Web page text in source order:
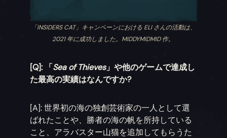
「INSIDERS CAT」キャンペーンにおける ELI さんの活動は、
2021 年に成功しました。MIDDYMIDMID 作。
[Q]: 「Sea of Thieves」や他のゲームで達成し
た最高の実績はなんですか?
[A]: 世界初の海の独創芸術家の一人として選
ばれたことや、勝者の海の帆を所持している
こと、アラバスター山猫を追加してもらうた